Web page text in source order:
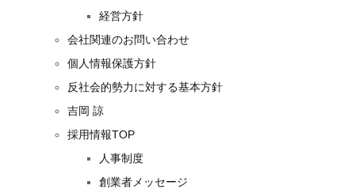
経営方針
会社関連のお問い合わせ
個人情報保護方針
反社会的勢力に対する基本方針
吉岡 諒
採用情報TOP
人事制度
創業者メッセージ